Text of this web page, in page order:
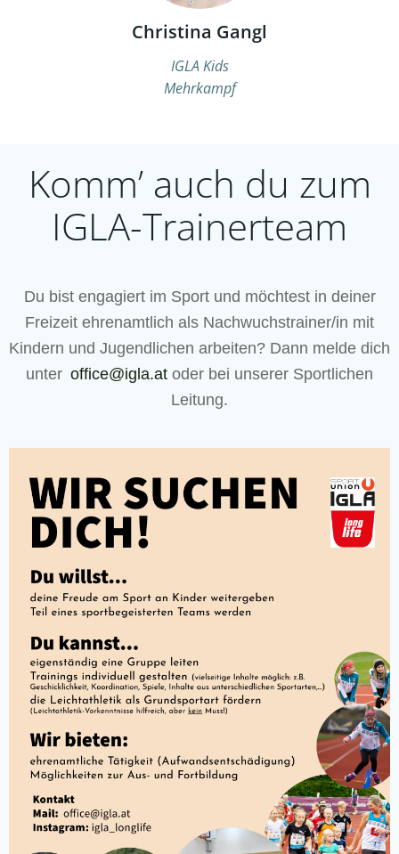
Christina Gangl
IGLA Kids
Mehrkampf
Komm’ auch du zum
IGLA-Trainerteam
Du bist engagiert im Sport und möchtest in deiner
Freizeit ehrenamtlich als Nachwuchstrainer/in mit
Kindern und Jugendlichen arbeiten? Dann melde dich
unter office@igla.at oder bei unserer Sportlichen
Leitung.